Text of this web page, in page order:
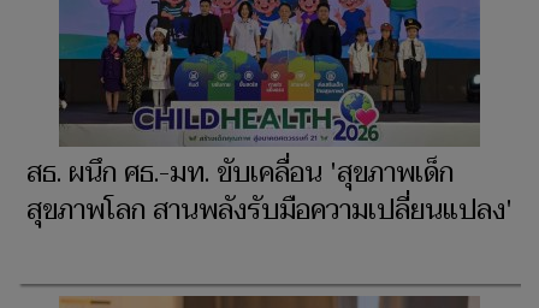
สธ. ผนึก ศธ.-มท. ขับเคลื่อน 'สุขภาพเด็ก
สุขภาพโลก สานพลังรับมือความเปลี่ยนแปลง'